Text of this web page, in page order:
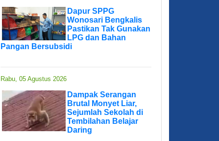
Dapur SPPG
Wonosari Bengkalis
Pastikan Tak Gunakan
LPG dan Bahan
Pangan Bersubsidi
Rabu, 05 Agustus 2026
Dampak Serangan
Brutal Monyet Liar,
Sejumlah Sekolah di
Tembilahan Belajar
Daring